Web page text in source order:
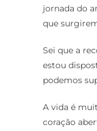
jornada do
que
Sei que a
estou
podemos
A vida é
coração